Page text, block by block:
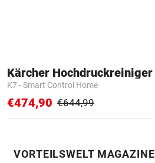
Kärcher Hochdruckreiniger
K7 - Smart Control Home
€474,90 €644,99
VORTEILSWELT MAGAZINE